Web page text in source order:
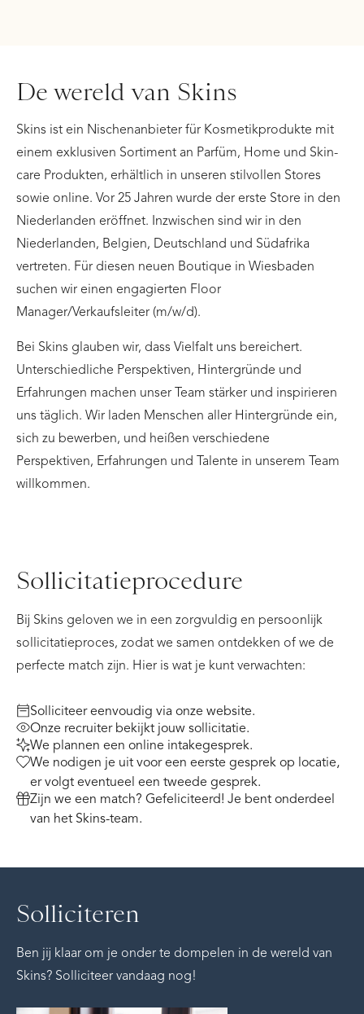
De wereld van Skins
Skins ist ein Nischenanbieter für Kosmetikprodukte mit
einem exklusiven Sortiment an Parfüm, Home und Skin-
care Produkten, erhältlich in unseren stilvollen Stores
sowie online. Vor 25 Jahren wurde der erste Store in den
Niederlanden eröffnet. Inzwischen sind wir in den
Niederlanden, Belgien, Deutschland und Südafrika
vertreten. Für diesen neuen Boutique in Wiesbaden
suchen wir einen engagierten Floor
Manager/Verkaufsleiter (m/w/d).
Bei Skins glauben wir, dass Vielfalt uns bereichert.
Unterschiedliche Perspektiven, Hintergründe und
Erfahrungen machen unser Team stärker und inspirieren
uns täglich. Wir laden Menschen aller Hintergründe ein,
sich zu bewerben, und heißen verschiedene
Perspektiven, Erfahrungen und Talente in unserem Team
willkommen.
Sollicitatieprocedure
Bij Skins geloven we in een zorgvuldig en persoonlijk
sollicitatieproces, zodat we samen ontdekken of we de
perfecte match zijn. Hier is wat je kunt verwachten:
Solliciteer eenvoudig via onze website.
Onze recruiter bekijkt jouw sollicitatie.
We plannen een online intakegesprek.
We nodigen je uit voor een eerste gesprek op locatie,
er volgt eventueel een tweede gesprek.
Zijn we een match? Gefeliciteerd! Je bent onderdeel
van het Skins-team.
Solliciteren
Ben jij klaar om je onder te dompelen in de wereld van
Skins? Solliciteer vandaag nog!